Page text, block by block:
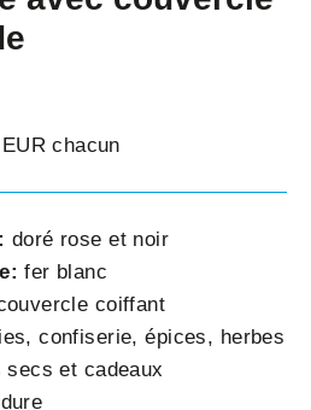
chacun
doré rose et noir
fer blanc
coiffant
confiserie, épices, herbes
et cadeaux